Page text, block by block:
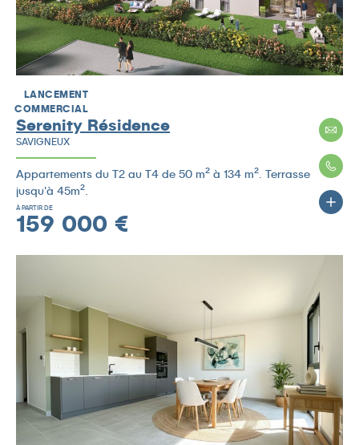
LANCEMENT
COMMERCIAL
Serenity Résidence
SAVIGNEUX
Appartements du T2 au T4 de 50 m² à 134 m². Terrasse
jusqu'à 45m².
À PARTIR DE
159 000 €